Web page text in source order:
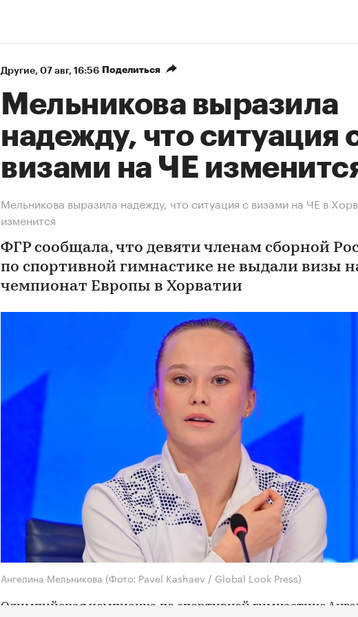
Другие⁠, 07 авг, 16:56 Поделиться
Мельникова выразила
надежду, что ситуация
визами на ЧЕ
Мельникова выразила надежду, что ситуация с визами на ЧЕ в
изменится
ФГР сообщала, что девяти членам сборной
по спортивной гимнастике не выдали визы
чемпионат Европы в Хорватии
Ангелина Мельникова (Фото: Pavel Kashaev / Global Look Press)
Олимпийская чемпионка по спортивной гимнастике